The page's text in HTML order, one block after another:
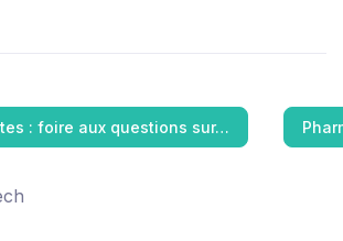
: foire aux questions sur…